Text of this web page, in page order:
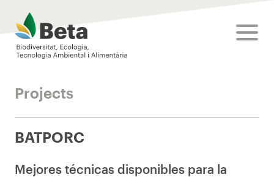
Beta Tech Center
Projects
BATPORC
Mejores técnicas disponibles para la